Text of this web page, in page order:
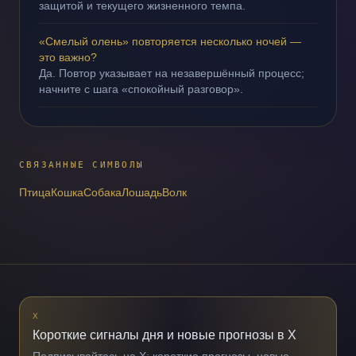
защитой и текущего жизненного темпа.
«Смелый олень» повторяется несколько ночей —
это важно?
Да. Повтор указывает на незавершённый процесс;
начните с шага «спокойный разговор».
СВЯЗАННЫЕ СИМВОЛЫ
ПтицаКошкаСобакаЛошадьВолк
X
Короткие сигналы дня и новые прогнозы в X